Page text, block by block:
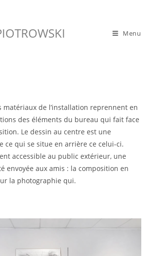
Menu
matériaux de l’installation reprennent en
des éléments du bureau qui fait face
Le dessin au centre est une
ce qui se situe en arrière ce celui-ci.
accessible au public extérieur, une
envoyée aux amis : la composition en
la photographie qui.